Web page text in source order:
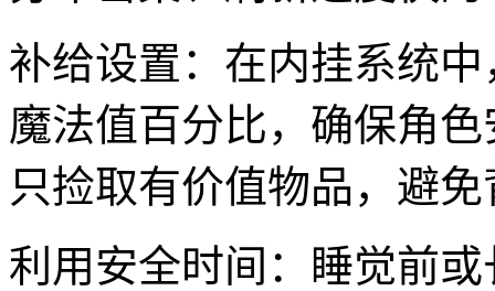
补给设置：在内挂系统
魔法值百分比，确保角
只捡取有价值物品，避
利用安全时间：睡觉前